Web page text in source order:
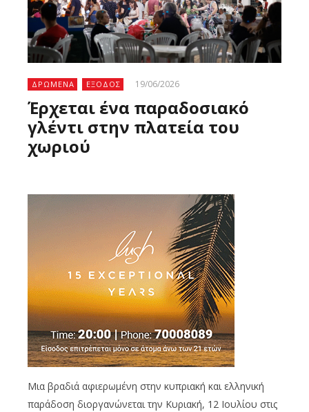
ΔΡΩΜΕΝΑ ΕΞΟΔΟΣ 19/06/2026
Έρχεται ένα παραδοσιακό
γλέντι στην πλατεία του
χωριού
Μια βραδιά αφιερωμένη στην κυπριακή και ελληνική
παράδοση διοργανώνεται την Κυριακή, 12 Ιουλίου στις